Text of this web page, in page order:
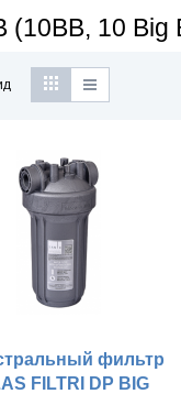
(10ВВ, 10 Big
фильтр
FILTRI DP BIG